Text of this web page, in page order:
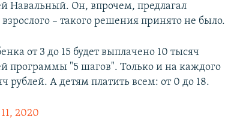
Навальный. Он, впрочем, предлагал
– такого решения принято не было.
от 3 до 15 будет выплачено 10 тысяч
программы "5 шагов". Только и на каждого
рублей. А детям платить всем: от 0 до 18.
2020